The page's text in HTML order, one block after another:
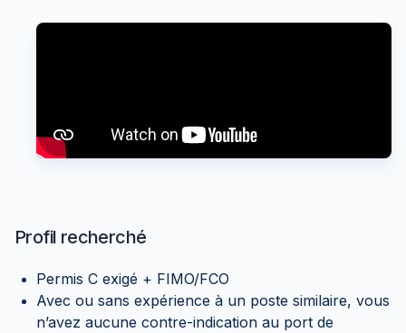
Profil recherché
Permis C exigé + FIMO/FCO
Avec ou sans expérience à un poste similaire, vous
n’avez aucune contre-indication au port de